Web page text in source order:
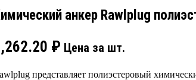
анкер Rawlplug
₽ Цена за шт.
представляет полиэстеровый